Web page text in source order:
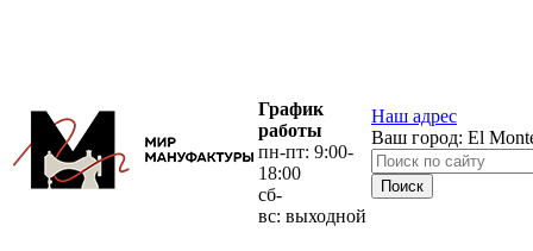
График
работы
пн-пт: 9:00-
18:00
сб-
вс: выходной
Наш адрес
Ваш город: El